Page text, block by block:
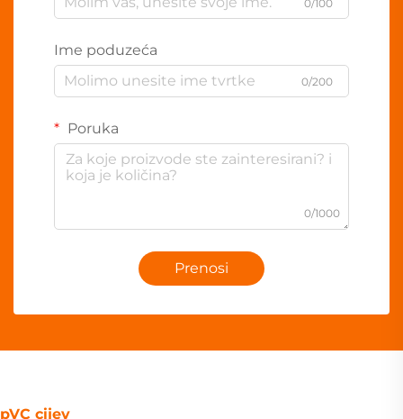
0/100
Ime poduzeća
0/200
Poruka
0/1000
Prenosi
pVC cijev